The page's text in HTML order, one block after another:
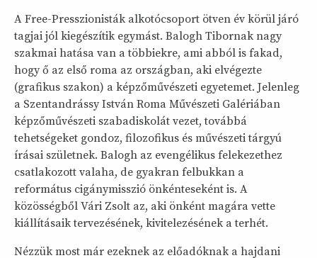
A Free-Presszionisták alkotócsoport ötven év körül járó
tagjai jól kiegészítik egymást. Balogh Tibornak nagy
szakmai hatása van a többiekre, ami abból is fakad,
hogy ő az első roma az országban, aki elvégezte
(grafikus szakon) a képzőművészeti egyetemet. Jelenleg
a Szentandrássy István Roma Művészeti Galériában
képzőművészeti szabadiskolát vezet, továbbá
tehetségeket gondoz, filozofikus és művészeti tárgyú
írásai születnek. Balogh az evengélikus felekezethez
csatlakozott valaha, de gyakran felbukkan a
református cigánymisszió önkénteseként is. A
közösségből Vári Zsolt az, aki önként magára vette
kiállításaik tervezésének, kivitelezésének a terhét.
Nézzük most már ezeknek az előadóknak a hajdani